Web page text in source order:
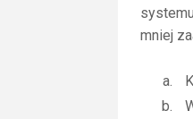
mniej